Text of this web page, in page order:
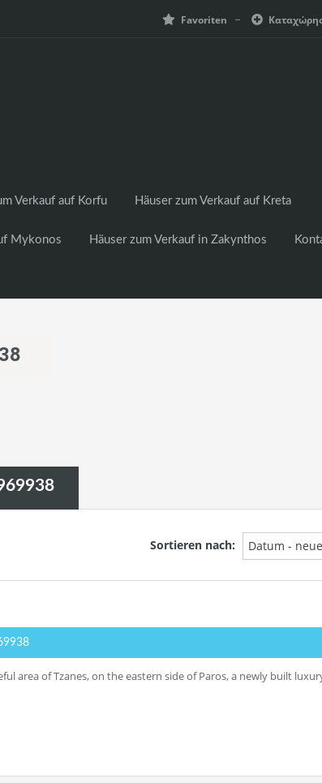
Favoriten
Verkauf auf Korfu Häuser zum Verkauf auf Kreta
Mykonos Häuser zum Verkauf in Zakynthos
Sortieren nach: Datum -
area of Tzanes, on the eastern side of Paros, a newly built